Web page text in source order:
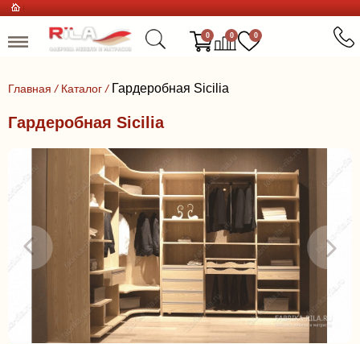
0 0 0
Главная / Каталог / Гардеробная Sicilia
Гардеробная Sicilia